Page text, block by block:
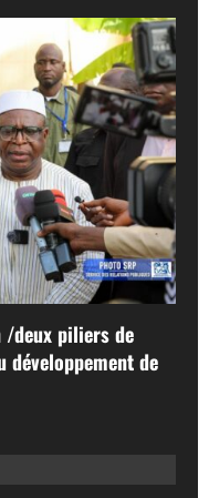
/deux piliers de
développement de